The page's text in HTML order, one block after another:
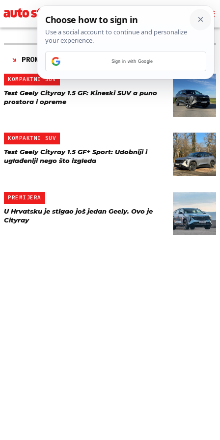
PRONAĐENO 3 REZULTATA ZA TAG “GEELY CITYRAY
KOMPAKTNI SUV
Test Geely Cityray 1.5 GF: Kineski SUV a puno
prostora i opreme
KOMPAKTNI SUV
Test Geely Cityray 1.5 GF+ Sport: Udobniji i
uglađeniji nego što izgleda
PREMIJERA
U Hrvatsku je stigao još jedan Geely. Ovo je
Cityray
Sign in with Google